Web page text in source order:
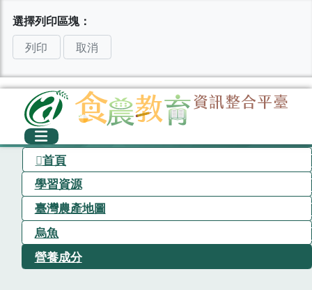
選擇列印區塊：
列印
取消
首頁
學習資源
臺灣農產地圖
烏魚
營養成分